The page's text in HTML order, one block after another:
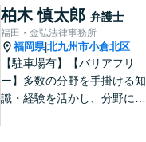
ら弁護士になった特殊な経緯
あり。【電話相談可】
柏木 慎太郎 弁護士
福田・金弘法律事務所
福岡県|北九州市小倉北区
【駐車場有】【バリアフリ
ー】多数の分野を手掛ける知
識・経験を活かし、分野にと